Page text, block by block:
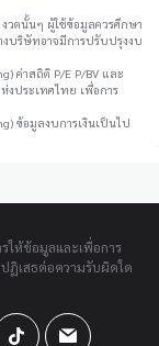
วดนั้นๆ ผู้ใช้ข้อมูลควรศึกษา
งบริษัทอาจมีการปรับปรุงงบ
ค่าสถิติ P/E P/BV และ
งประเทศไทย เพื่อการ
ข้อมูลงบการเงินเป็นไป
ให้ข้อมูลและเพื่อการ
ฏิเสธต่อความรับผิดใด